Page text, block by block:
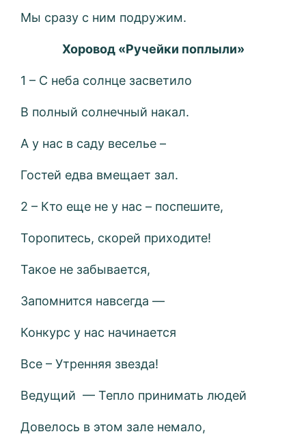
Мы сразу с ним подружим.
Хоровод «Ручейки поплыли»
1 – С неба солнце засветило
В полный солнечный накал.
А у нас в саду веселье –
Гостей едва вмещает зал.
2 – Кто еще не у нас – поспешите,
Торопитесь, скорей приходите!
Такое не забывается,
Запомнится навсегда —
Конкурс у нас начинается
Все – Утренняя звезда!
Ведущий — Тепло принимать людей
Довелось в этом зале немало,